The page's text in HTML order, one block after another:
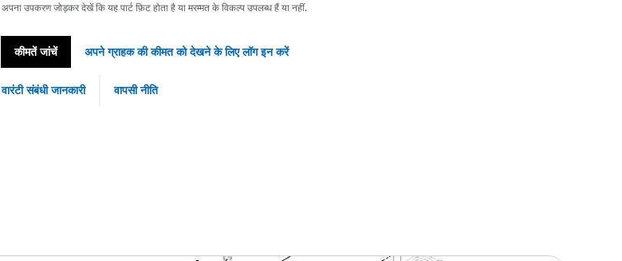
अपना उपकरण जोड़कर देखें कि यह पार्ट फ़िट होता है या मरम्मत के विकल्प उपलब्ध हैं या नहीं.
कीमतें जांचें अपने ग्राहक की कीमत को देखने के लिए लॉग इन करें
वारंटी संबंधी जानकारी वापसी नीति